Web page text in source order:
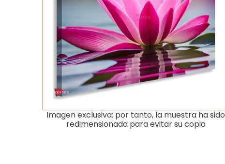
Imagen exclusiva: por tanto, la muestra ha sido
redimensionada para evitar su copia